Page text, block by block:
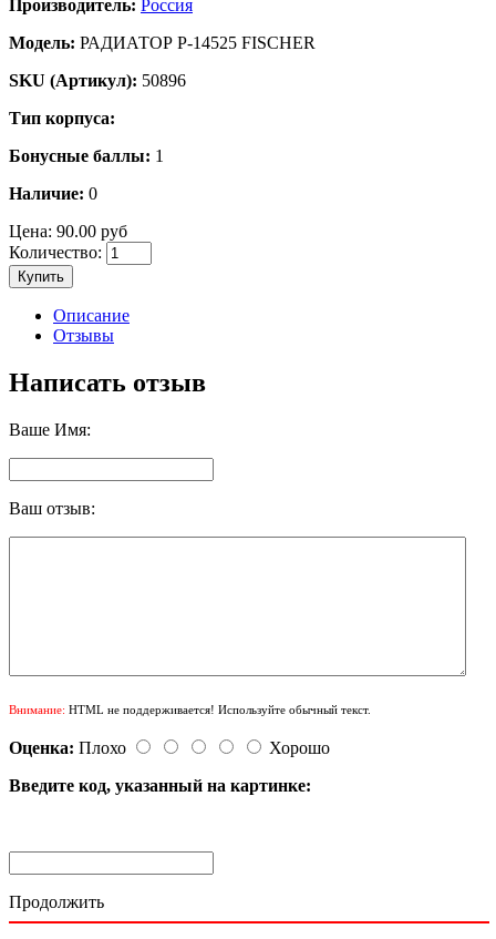
Производитель: Россия
Модель: РАДИАТОР P-14525 FISCHER
SKU (Артикул): 50896
Тип корпуса:
Бонусные баллы: 1
Наличие: 0
Цена: 90.00 руб
Количество:
Купить
Описание
Отзывы
Написать отзыв
Ваше Имя:
Ваш отзыв:
Внимание: HTML не поддерживается! Используйте обычный текст.
Оценка: Плохо
Хорошо
Введите код, указанный на картинке:
Продолжить